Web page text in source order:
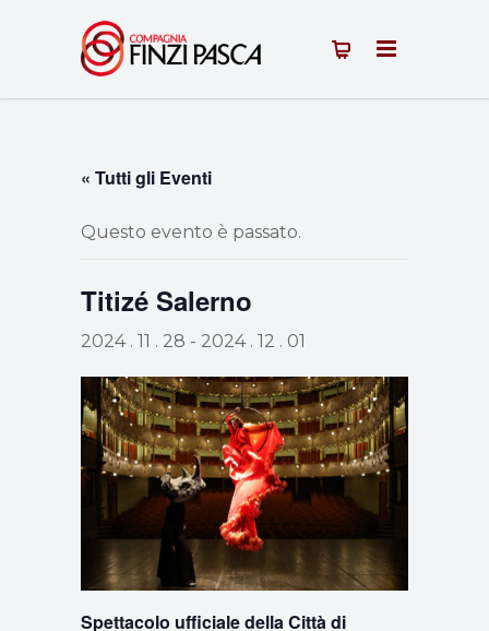
« Tutti gli Eventi
Questo evento è passato.
Titizé Salerno
2024 . 11 . 28 - 2024 . 12 . 01
Spettacolo ufficiale della Città di